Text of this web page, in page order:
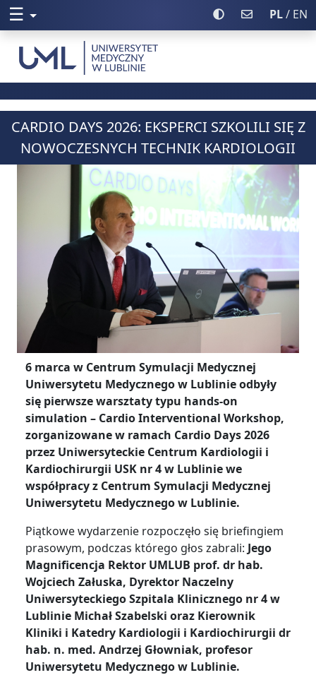
PL/ EN
Poczta UML
Włącz wysoki
☰ Rozwiń menu
Uniwersytet Medyczny w Lublinie
CARDIO DAYS 2026: EKSPERCI SZKOLILI SIĘ Z
NOWOCZESNYCH TECHNIK KARDIOLOGII
6 marca w Centrum Symulacji Medycznej
Uniwersytetu Medycznego w Lublinie odbyły
się pierwsze warsztaty typu hands-on
simulation – Cardio Interventional Workshop,
zorganizowane w ramach Cardio Days 2026
przez Uniwersyteckie Centrum Kardiologii i
Kardiochirurgii USK nr 4 w Lublinie we
współpracy z Centrum Symulacji Medycznej
Uniwersytetu Medycznego w Lublinie.
Piątkowe wydarzenie rozpoczęło się briefingiem
prasowym, podczas którego głos zabrali: Jego
Magnificencja Rektor UMLUB prof. dr hab.
Wojciech Załuska, Dyrektor Naczelny
Uniwersyteckiego Szpitala Klinicznego nr 4 w
Lublinie Michał Szabelski oraz Kierownik
Kliniki i Katedry Kardiologii i Kardiochirurgii dr
hab. n. med. Andrzej Głowniak, profesor
Uniwersytetu Medycznego w Lublinie.